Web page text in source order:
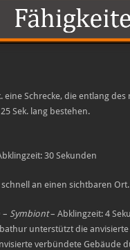
eine Schrecke, die entlang
Sek. lang bestehen.
30 Sekunden
an einen sichtbaren Ort.
– Symbiont– Abklingzeit: 4
unterstützt die
verbündete Gebäude